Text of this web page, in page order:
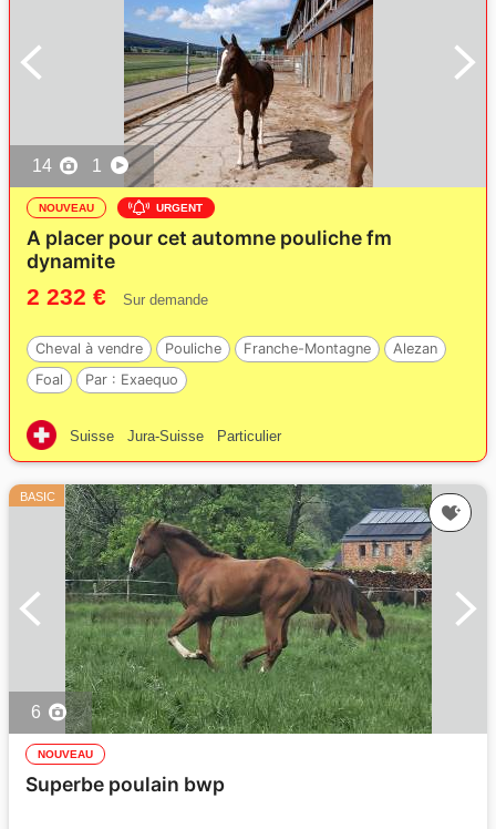
14 1
NOUVEAU URGENT
A placer pour cet automne pouliche fm
dynamite
2 232 € Sur demande
Cheval à vendre Pouliche Franche-Montagne
Alezan
Foal
Par : Exaequo
Suisse Jura-Suisse Particulier
BASIC
6
NOUVEAU
Superbe poulain bwp